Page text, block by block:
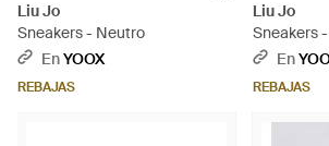
Liu Jo
Sneakers - Neutro
EnYOOX
REBAJAS
Liu Jo
Sneakers
En
REBAJAS